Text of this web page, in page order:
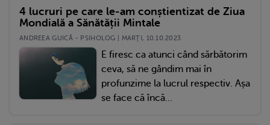
4 lucruri pe care le-am conștientizat de Ziua
Mondială a Sănătății Mintale
ANDREEA GUICĂ - PSIHOLOG | MARŢI, 10.10.2023
E firesc ca atunci când sărbătorim
ceva, să ne gândim mai în
profunzime la lucrul respectiv. Așa
se face că încă...